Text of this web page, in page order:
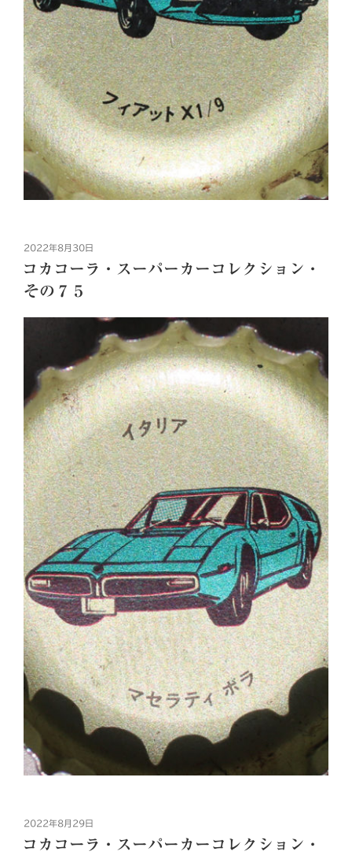
投
日:
2022年8月30日
コカコーラ・スーパーカーコレクション・
その７５
投
日:
2022年8月29日
コカコーラ・スーパーカーコレクション・